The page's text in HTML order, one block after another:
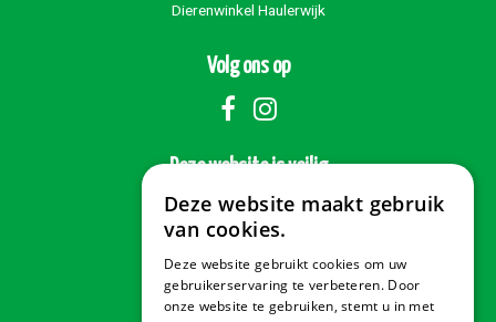
Dierenwinkel Haulerwijk
Volg ons op
Deze website is veilig
Veilig betalen
Deze website maakt gebruik
van cookies.
Deze website gebruikt cookies om uw
gebruikerservaring te verbeteren. Door
onze website te gebruiken, stemt u in met